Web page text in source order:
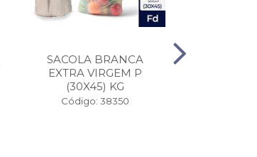
SACOLA BRANCA
EXTRA VIRGEM P
(30X45) KG
Código: 38350